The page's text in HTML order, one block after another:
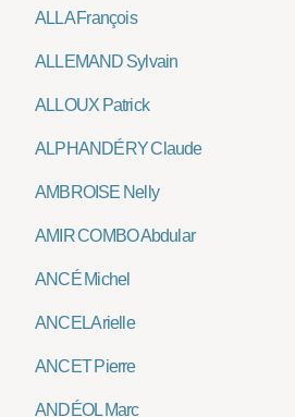
ALLA François
ALLEMAND Sylvain
ALLOUX Patrick
ALPHANDÉRY Claude
AMBROISE Nelly
AMIR COMBO Abdular
ANCÉ Michel
ANCEL Arielle
ANCET Pierre
ANDÉOL Marc